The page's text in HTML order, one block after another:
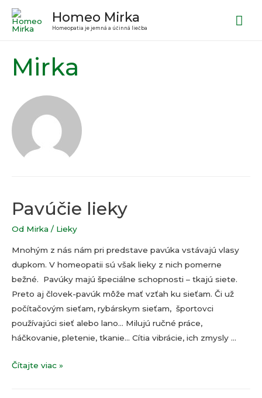
Homeo Mirka
Homeopatia je jemná a účinná liečba
Mirka
Pavúčie lieky
Od Mirka / Lieky
Mnohým z nás nám pri predstave pavúka vstávajú vlasy
dupkom. V homeopatii sú však lieky z nich pomerne
bežné. Pavúky majú špeciálne schopnosti – tkajú siete.
Preto aj človek-pavúk môže mať vzťah ku sieťam. Či už
počítačovým sieťam, rybárskym sieťam, športovci
používajúci sieť alebo lano… Milujú ručné práce,
háčkovanie, pletenie, tkanie… Cítia vibrácie, ich zmysly …
Pavúčie
Čítajte viac »